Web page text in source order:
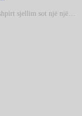
sjellim sot një një…